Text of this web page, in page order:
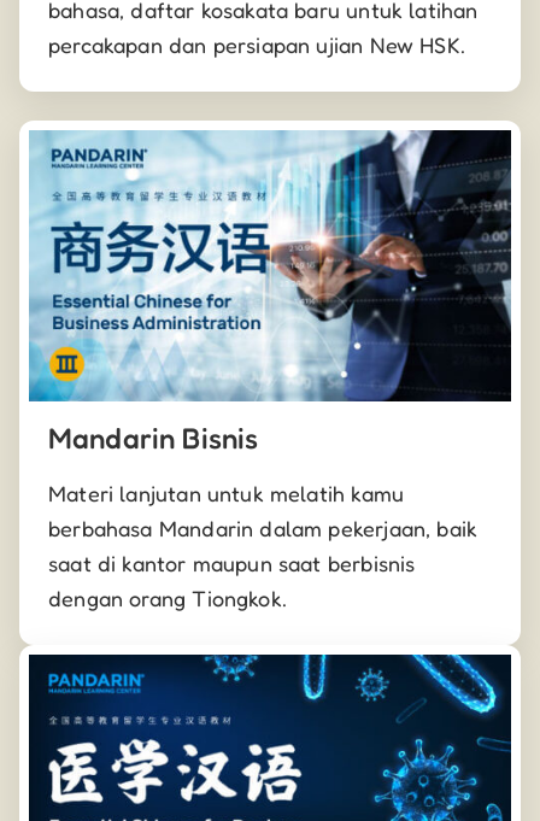
bahasa, daftar kosakata baru untuk latihan
percakapan dan persiapan ujian New HSK.
Mandarin Bisnis
Materi lanjutan untuk melatih kamu
berbahasa Mandarin dalam pekerjaan, baik
saat di kantor maupun saat berbisnis
dengan orang Tiongkok.